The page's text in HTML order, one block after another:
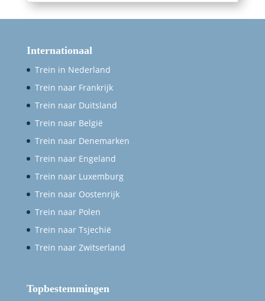
Internationaal
Trein in Nederland
Trein naar Frankrijk
Trein naar Duitsland
Trein naar België
Trein naar Denemarken
Trein naar Engeland
Trein naar Luxemburg
Trein naar Oostenrijk
Trein naar Polen
Trein naar Tsjechië
Trein naar Zwitserland
Topbestemmingen